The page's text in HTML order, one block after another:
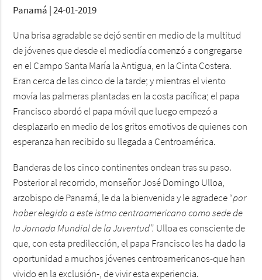
Panamá | 24-01-2019
Una brisa agradable se dejó sentir en medio de la multitud
de jóvenes que desde el mediodía comenzó a congregarse
en el Campo Santa María la Antigua, en la Cinta Costera.
Eran cerca de las cinco de la tarde; y mientras el viento
movía las palmeras plantadas en la costa pacífica; el papa
Francisco abordó el papa móvil que luego empezó a
desplazarlo en medio de los gritos emotivos de quienes con
esperanza han recibido su llegada a Centroamérica.
Banderas de los cinco continentes ondean tras su paso.
Posterior al recorrido, monseñor José Domingo Ulloa,
arzobispo de Panamá, le da la bienvenida y le agradece “por
haber elegido a este istmo centroamericano como sede de
la Jornada Mundial de la Juventud”. Ulloa es consciente de
que, con esta predilección, el papa Francisco les ha dado la
oportunidad a muchos jóvenes centroamericanos-que han
vivido en la exclusión-, de vivir esta experiencia.